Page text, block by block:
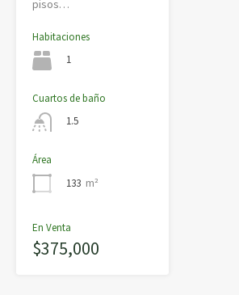
pisos…
Habitaciones
1
Cuartos de baño
1.5
Área
133 m²
En Venta
$375,000